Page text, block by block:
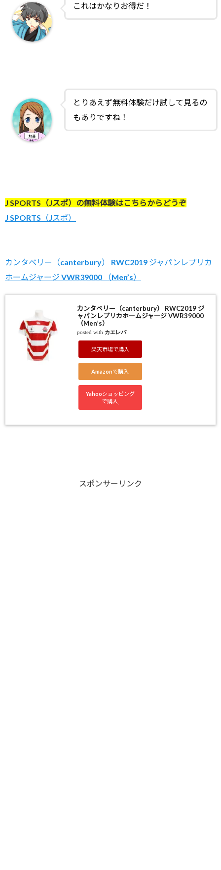
これはかなりお得だ！
とりあえず無料体験だけ試して見るの
もありですね！
J SPORTS（Jスポ）の無料体験はこちらからどうぞ
J SPORTS（Jスポ）
カンタベリー（canterbury） RWC2019 ジャパンレプリカ
ホームジャージ VWR39000 （Men’s）
カンタベリー（canterbury） RWC2019 ジ
ャパンレプリカホームジャージ VWR39000
（Men’s）
posted with カエレバ
楽天市場で購入
Amazonで購入
Yahooショッピング
で購入
スポンサーリンク